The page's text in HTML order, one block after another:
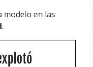
modelo en las
.